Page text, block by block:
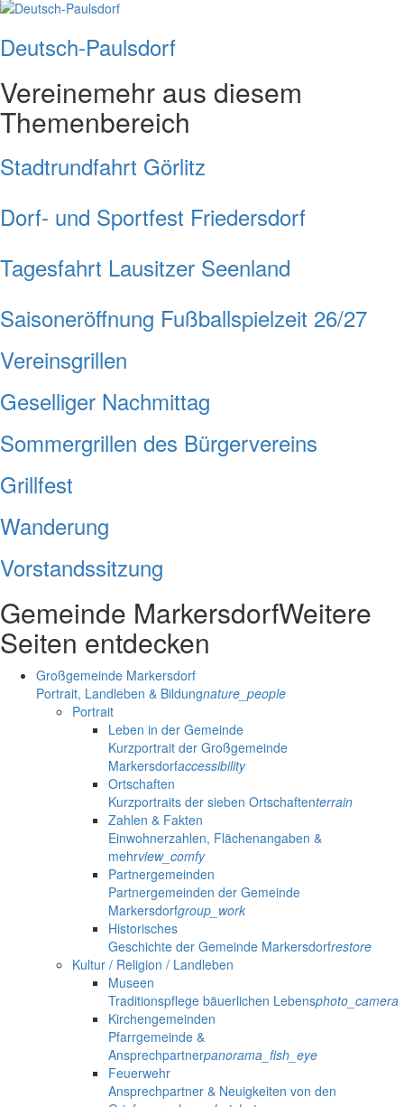
Deutsch-Paulsdorf
Vereinemehr aus diesem
Themenbereich
Stadtrundfahrt Görlitz
Dorf- und Sportfest Friedersdorf
Tagesfahrt Lausitzer Seenland
Saisoneröffnung Fußballspielzeit 26/27
Vereinsgrillen
Geselliger Nachmittag
Sommergrillen des Bürgervereins
Grillfest
Wanderung
Vorstandssitzung
Gemeinde MarkersdorfWeitere
Seiten entdecken
Großgemeinde Markersdorf
Portrait, Landleben & Bildungnature_people
Portrait
Leben in der Gemeinde
Kurzportrait der Großgemeinde
Markersdorfaccessibility
Ortschaften
Kurzportraits der sieben Ortschaftenterrain
Zahlen & Fakten
Einwohnerzahlen, Flächenangaben &
mehrview_comfy
Partnergemeinden
Partnergemeinden der Gemeinde
Markersdorfgroup_work
Historisches
Geschichte der Gemeinde Markersdorfrestore
Kultur / Religion / Landleben
Museen
Traditionspflege bäuerlichen Lebensphoto_camera
Kirchengemeinden
Pfarrgemeinde &
Ansprechpartnerpanorama_fish_eye
Feuerwehr
Ansprechpartner & Neuigkeiten von den